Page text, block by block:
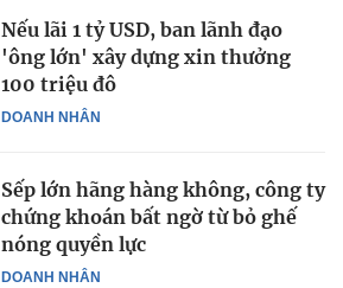
DOANH NHÂN
Nếu lãi 1 tỷ USD, ban lãnh đạo
'ông lớn' xây dựng xin thưởng
100 triệu đô
DOANH NHÂN
Sếp lớn hãng hàng không, công ty
chứng khoán bất ngờ từ bỏ ghế
nóng quyền lực